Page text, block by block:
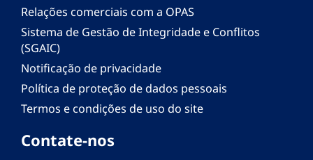
Relações comerciais com a OPAS
Sistema de Gestão de Integridade e Conflitos
(SGAIC)
Notificação de privacidade
Política de proteção de dados pessoais
Termos e condições de uso do site
Contate-nos